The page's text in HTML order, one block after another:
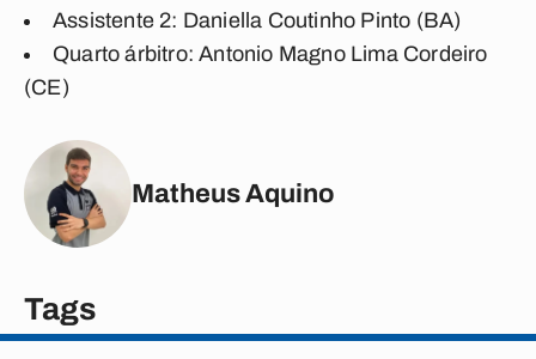
Assistente 2: Daniella Coutinho Pinto (BA)
Quarto árbitro: Antonio Magno Lima Cordeiro
(CE)
Matheus Aquino
Tags